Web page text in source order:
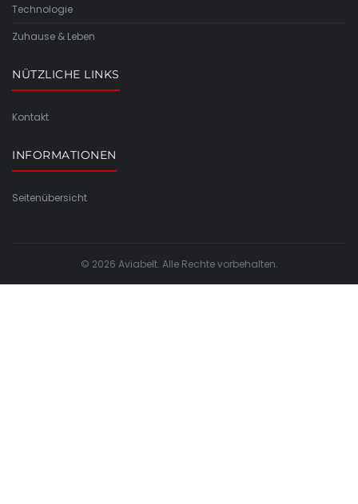
Technologie
Zuhause & Leben
NÜTZLICHE LINKS
Kontakt
INFORMATIONEN
Seitenübersicht
© 2026 Aviabelt. Alle Rechte vorbehalten.